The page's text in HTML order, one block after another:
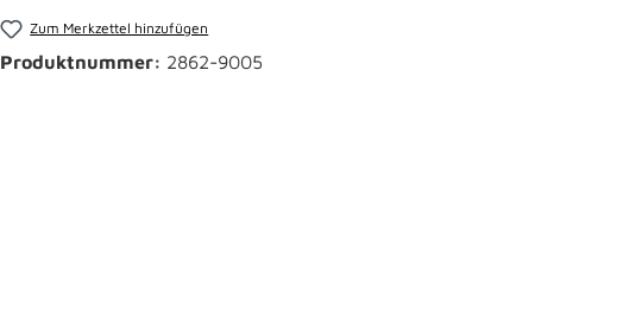
Zum Merkzettel hinzufügen
Produktnummer: 2862-9005